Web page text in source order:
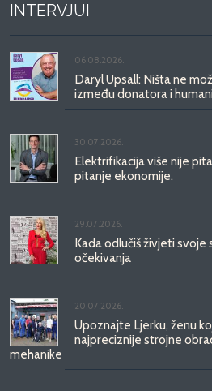
INTERVJUI
06.08.2026.
Daryl Upsall: Ništa ne
između donatora i
30.07.2026.
Elektrifikacija više nije
pitanje ekonomije.
29.07.2026.
Kada odlučiš živjeti svoje
očekivanja
20.07.2026.
Upoznajte Ljerku, ženu
najpreciznije strojne
mehanike